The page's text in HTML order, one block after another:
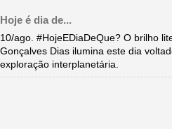
Hoje é dia de...
10/ago. #HojeEDiaDeQue? O brilho
Gonçalves Dias ilumina este dia
exploração interplanetária.